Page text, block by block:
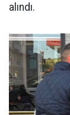
alındı.